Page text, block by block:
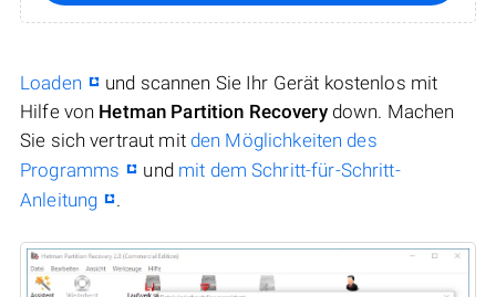
Loaden
und scannen Sie Ihr Gerät kostenlos mit
Hilfe von Hetman Partition Recoverydown. Machen
Sie sich vertraut mit den Möglichkeiten des
Programms
und mit dem Schritt-für-Schritt-
Anleitung
.